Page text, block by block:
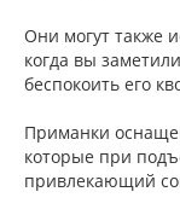
Они могут также
когда вы
беспокоить его
Приманки
которые при
привлекающий